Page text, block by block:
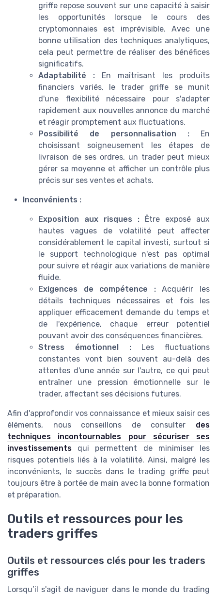
griffe repose souvent sur une capacité à saisir
les opportunités lorsque le cours des
cryptomonnaies est imprévisible. Avec une
bonne utilisation des techniques analytiques,
cela peut permettre de réaliser des bénéfices
significatifs.
Adaptabilité : En maîtrisant les produits
financiers variés, le trader griffe se munit
d'une flexibilité nécessaire pour s'adapter
rapidement aux nouvelles annonce du marché
et réagir promptement aux fluctuations.
Possibilité de personnalisation :En
choisissant soigneusement les étapes de
livraison de ses ordres, un trader peut mieux
gérer sa moyenne et afficher un contrôle plus
précis sur ses ventes et achats.
Inconvénients :
Exposition aux risques : Être exposé aux
hautes vagues de volatilité peut affecter
considérablement le capital investi, surtout si
le support technologique n'est pas optimal
pour suivre et réagir aux variations de manière
fluide.
Exigences de compétence :Acquérir les
détails techniques nécessaires et fois les
appliquer efficacement demande du temps et
de l'expérience, chaque erreur potentiel
pouvant avoir des conséquences financières.
Stress émotionnel :Les fluctuations
constantes vont bien souvent au-delà des
attentes d'une année sur l'autre, ce qui peut
entraîner une pression émotionnelle sur le
trader, affectant ses décisions futures.
Afin d'approfondir vos connaissance et mieux saisir ces
éléments, nous conseillons de consulter des
techniques incontournables pour sécuriser ses
investissements qui permettent de minimiser les
risques potentiels liés à la volatilité. Ainsi, malgré les
inconvénients, le succès dans le trading griffe peut
toujours être à portée de main avec la bonne formation
et préparation.
Outils et ressources pour les
traders griffes
Outils et ressources clés pour les traders
griffes
Lorsqu’il s'agit de naviguer dans le monde du trading